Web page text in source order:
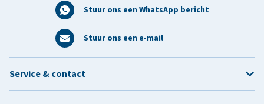
Stuur ons een WhatsApp bericht
Stuur ons een e-mail
Service & contact